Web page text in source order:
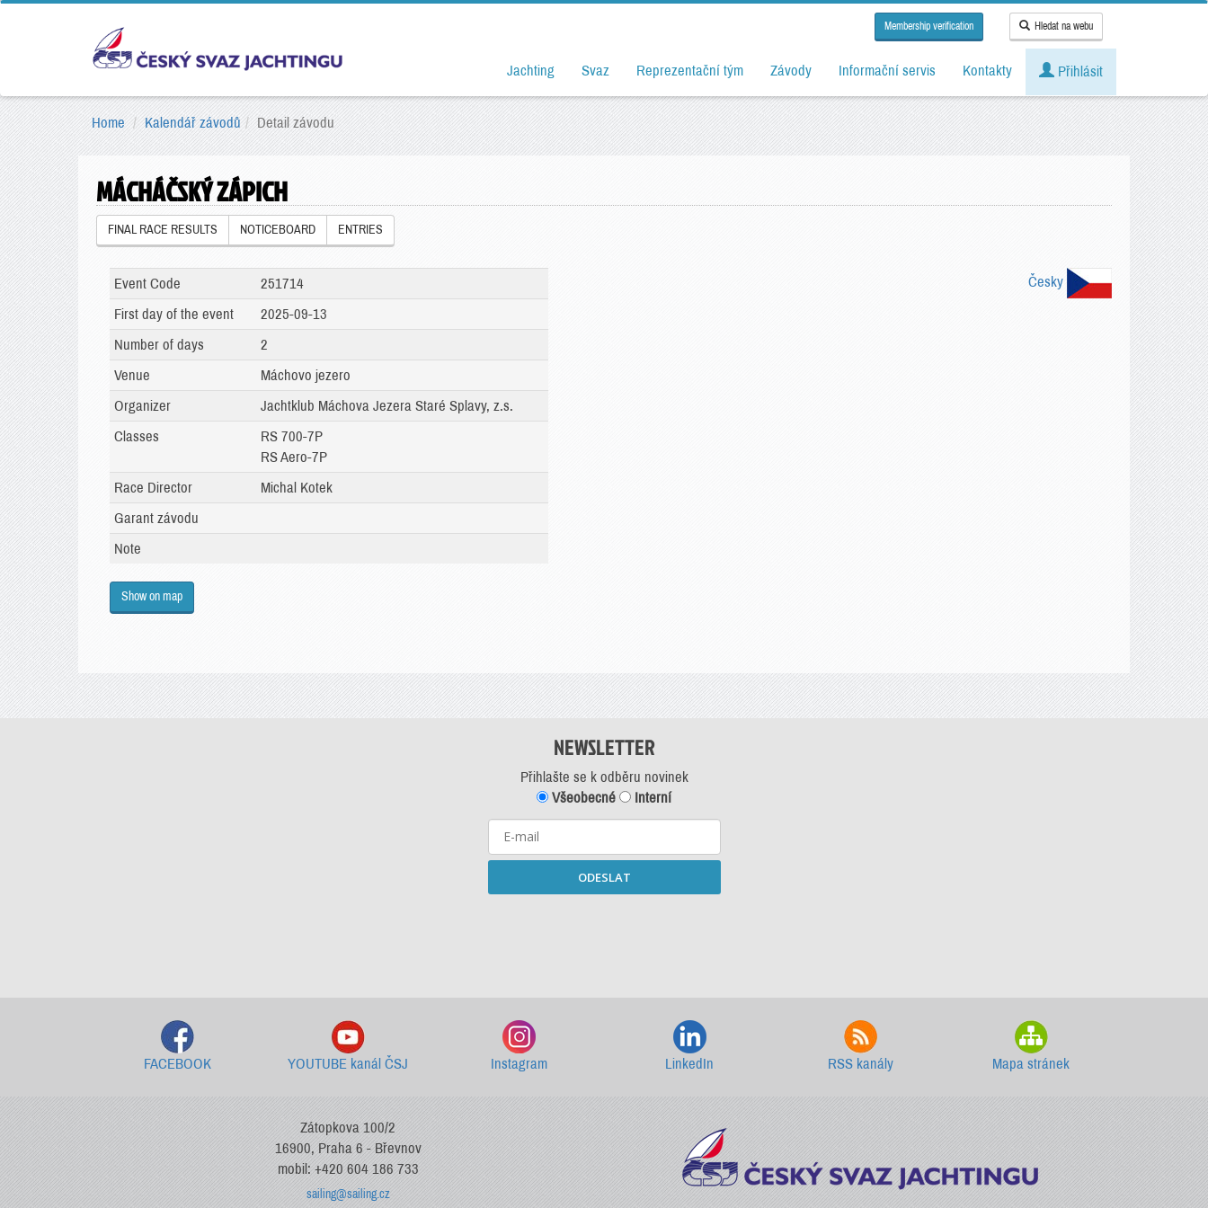
Membership verification Hledat na webu
Jachting Svaz Reprezentační tým Závody Informační servis Kontakty Přihlásit
Home Kalendář závodů Detail závodu
MÁCHÁČSKÝ ZÁPICH
FINAL RACE RESULTS NOTICEBOARD ENTRIES
Česky
Event Code
251714
First day of the event
2025-09-13
Number of days
2
Venue
Máchovo jezero
Organizer
Jachtklub Máchova Jezera Staré Splavy, z.s.
Classes
RS 700-7P
RS Aero-7P
Race Director
Michal Kotek
Garant závodu
Note
Show on map
NEWSLETTER
Přihlašte se k odběru novinek
Všeobecné
Interní
ODESLAT
FACEBOOK YOUTUBE kanál ČSJ Instagram LinkedIn RSS kanály Mapa stránek
Zátopkova 100/2
16900, Praha 6 - Břevnov
mobil: +420 604 186 733
sailing@sailing.cz